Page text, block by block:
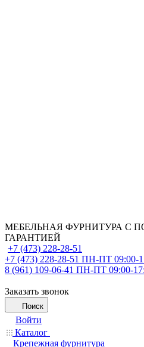
МЕБЕЛЬНАЯ ФУРНИТУРА С
ГАРАНТИЕЙ
+7 (473) 228-28-51
+7 (473) 228-28-51 ПН-ПТ 09:00-
8 (961) 109-06-41 ПН-ПТ 09:00-
Заказать звонок
Поиск
Войти
Каталог
Крепежная фурнитура